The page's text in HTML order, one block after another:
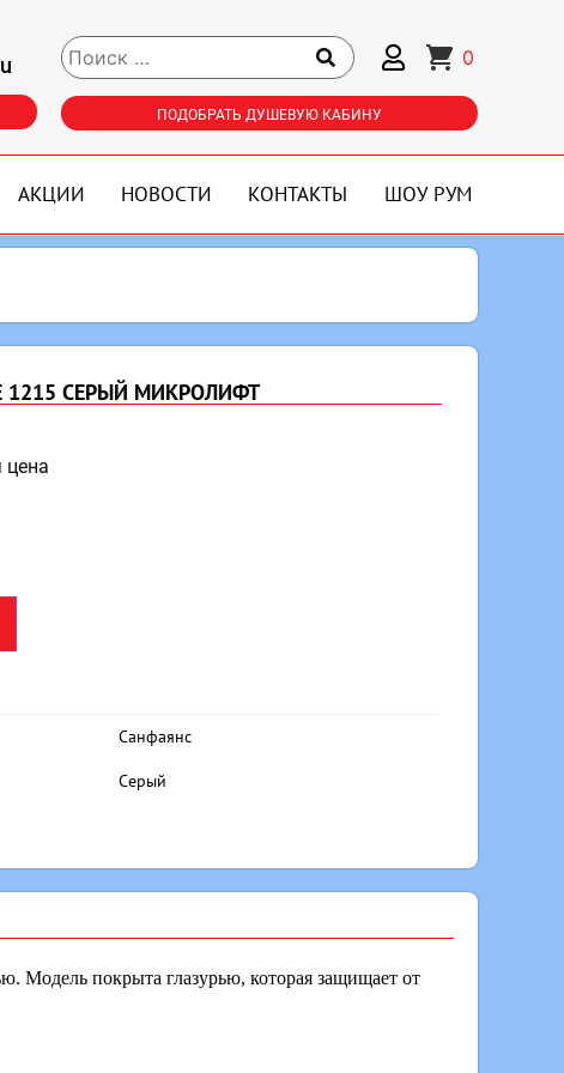
0
ПОДОБРАТЬ ДУШЕВУЮ КАБИНУ
АКЦИИ НОВОСТИ КОНТАКТЫ ШОУ РУМ
1215 СЕРЫЙ МИКРОЛИФТ
цена
Санфаянс
Серый
Модель покрыта глазурью, которая защищает от